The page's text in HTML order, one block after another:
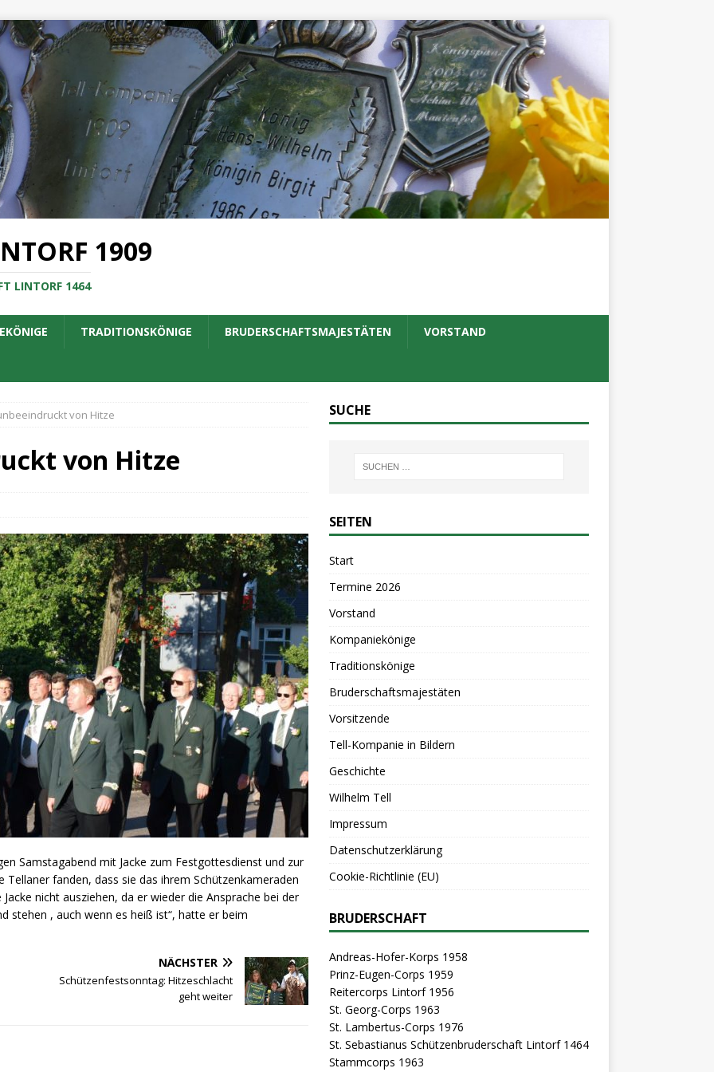
1909
LINTORF 1464
TRADITIONSKÖNIGE BRUDERSCHAFTSMAJESTÄTEN VORSTAND
von Hitze
von Hitze
Samstagabend mit Jacke zum Festgottesdienst und zur
fanden, dass sie das ihrem Schützenkameraden
nicht ausziehen, da er wieder die Ansprache bei der
stehen , auch wenn es heiß ist“, hatte er beim
NÄCHSTER
Schützenfestsonntag: Hitzeschlacht
geht weiter
SUCHE
SEITEN
Start
Termine 2026
Vorstand
Kompaniekönige
Traditionskönige
Bruderschaftsmajestäten
Vorsitzende
Tell-Kompanie in Bildern
Geschichte
Wilhelm Tell
Impressum
Datenschutzerklärung
Cookie-Richtlinie (EU)
BRUDERSCHAFT
Andreas-Hofer-Korps 1958
Prinz-Eugen-Corps 1959
Reitercorps Lintorf 1956
St. Georg-Corps 1963
St. Lambertus-Corps 1976
St. Sebastianus Schützenbruderschaft Lintorf 1464
Stammcorps 1963